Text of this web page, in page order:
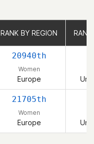
RANK BY REGION
20940th
Women
Europe
21705th
Women
Europe
RANK BY REGION